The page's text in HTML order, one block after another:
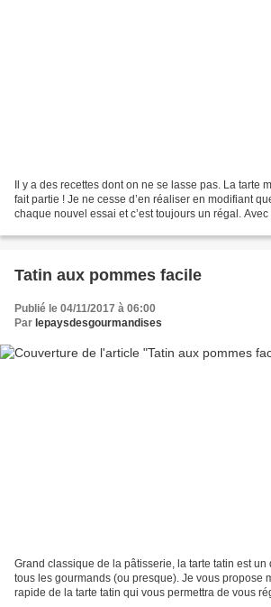
Il y a des recettes dont on ne se lasse pas. La tarte
fait partie ! Je ne cesse d’en réaliser en modifiant
chaque nouvel essai et c’est toujours un régal.
Tatin aux pommes facile
Publié le 04/11/2017 à 06:00
Par lepaysdesgourmandises
Grand classique de la pâtisserie, la tarte tatin est
tous les gourmands (ou presque). Je vous propose
rapide de la tarte tatin qui vous permettra de vous